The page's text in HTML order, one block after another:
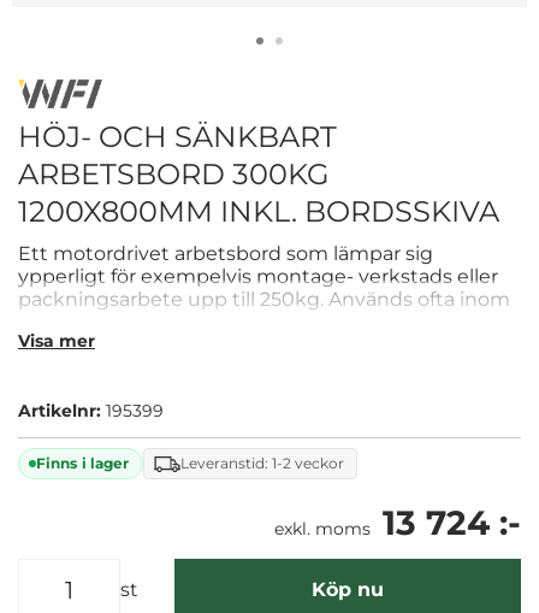
HÖJ- OCH SÄNKBART
ARBETSBORD 300KG
1200X800MM INKL. BORDSSKIVA
Ett motordrivet arbetsbord som lämpar sig
ypperligt för exempelvis montage- verkstads eller
packningsarbete upp till 250kg. Används ofta inom
är av högsta prioritet. Höjden justeras enkelt via en
gör att detta arbetsbord passar utmärkt för både
stående och sittande arbete.
Visa mer
Artikelnr: 195399
Finns i lager Leveranstid: 1-2 veckor
exkl. moms 13 724 :-
st Köp nu